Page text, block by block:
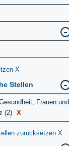
X
Stellen
Frauen und
(2) X
zurücksetzen X